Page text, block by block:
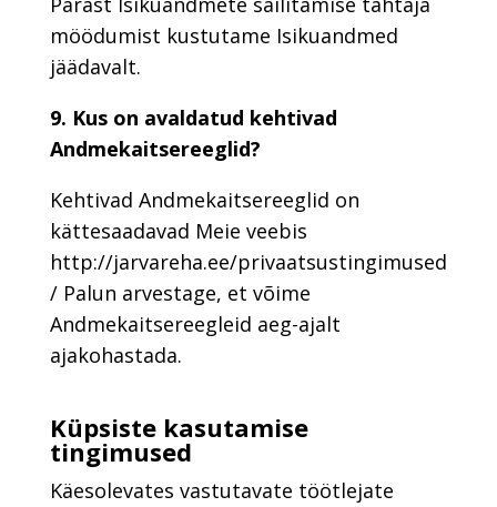
möödumist kustutame Isikuandmed
jäädavalt.
9. Kus on avaldatud kehtivad
Andmekaitsereeglid?
Kehtivad Andmekaitsereeglid on
kättesaadavad Meie veebis
http://jarvareha.ee/privaatsustingimused
/ Palun arvestage, et võime
Andmekaitsereegleid aeg-ajalt
ajakohastada.
Küpsiste kasutamise
tingimused
Käesolevates vastutavate töötlejate